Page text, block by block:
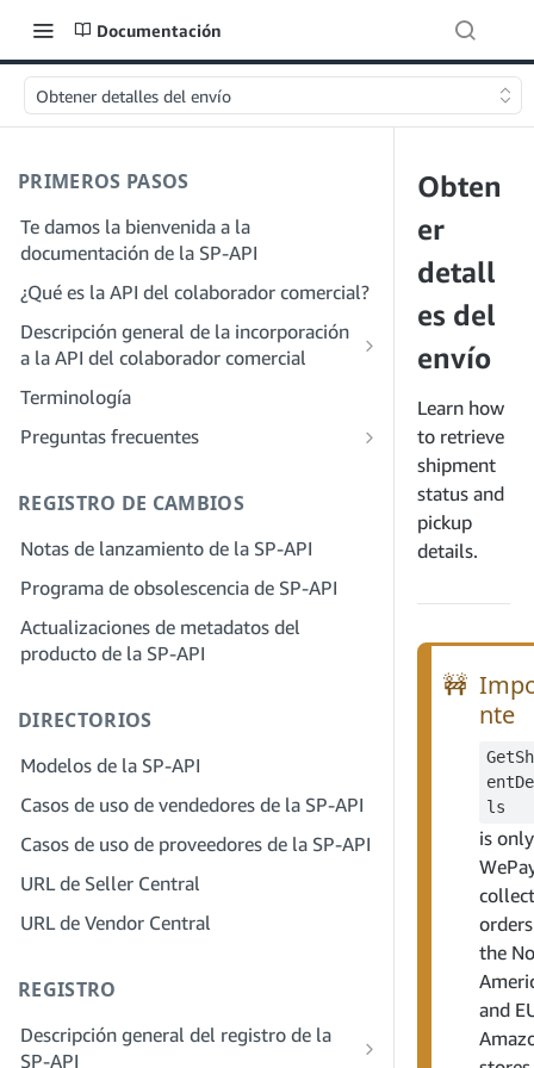
Documentación
Obtener detalles del envío
PRIMEROS PASOS
Te damos la bienvenida a la
documentación de la SP-API
¿Qué es la API del colaborador comercial?
Descripción general de la incorporación
a la API del colaborador comercial
Incorporación como desarrollador
Paso 4: Registra una aplicación de
entorno aislado
Paso 5: Realiza tu primera llamada al
entorno aislado de la SP-API
autorización
Paso 7: Registra tu aplicación de
producción
Paso 9: Prueba tu aplicación
Paso 10: Incluye tu solicitud
Incorporación como proveedor de
servicios
y permisos para proveedores de
servicios
Paso 2: Crea una cuenta en el portal de
proveedores de soluciones para tu
empresa
Paso 3: Verifica tu identidad
de tu empresa
Paso 5: Solicita roles en Seller Central
Paso 6: Invita a los empleados a tu
cuenta
Paso 7: Conéctate con los vendedores
Paso 8. Incluye tu servicio en la red de
Terminología
Preguntas frecuentes
SP-API
proveedores de soluciones
REGISTRO DE CAMBIOS
Notas de lanzamiento de la SP-API
Programa de obsolescencia de SP-API
Actualizaciones de metadatos del
producto de la SP-API
DIRECTORIOS
Modelos de la SP-API
Casos de uso de vendedores de la SP-API
Casos de uso de proveedores de la SP-API
URL de Seller Central
URL de Vendor Central
REGISTRO
Descripción general del registro de la
SP-API
Obten
er
detall
es del
envío
Learn how
to retrieve
shipment
status and
pickup
details.
🚧
nte
ls
is
collect
the
and